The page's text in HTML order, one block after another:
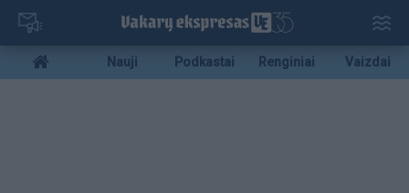
Pereiti
pagrindinį
turinį
Mobile
menu
Nauji Podkastai Renginiai Vaizdai